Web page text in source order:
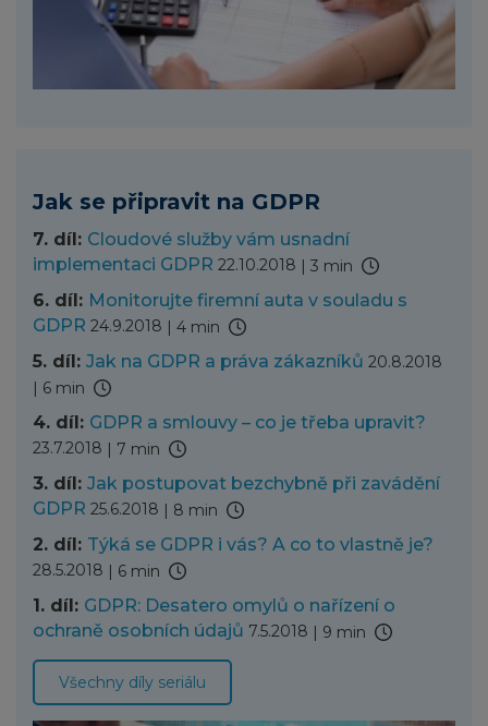
Jak se připravit na GDPR
7. díl: Cloudové služby vám usnadní
implementaci GDPR 22.10.2018 | 3 min
6. díl: Monitorujte firemní auta v souladu s
GDPR 24.9.2018 | 4 min
5. díl: Jak na GDPR a práva zákazníků 20.8.2018
| 6 min
4. díl: GDPR a smlouvy – co je třeba upravit?
23.7.2018 | 7 min
3. díl: Jak postupovat bezchybně při zavádění
GDPR 25.6.2018 | 8 min
2. díl: Týká se GDPR i vás? A co to vlastně je?
28.5.2018 | 6 min
1. díl: GDPR: Desatero omylů o nařízení o
ochraně osobních údajů 7.5.2018 | 9 min
Všechny díly seriálu